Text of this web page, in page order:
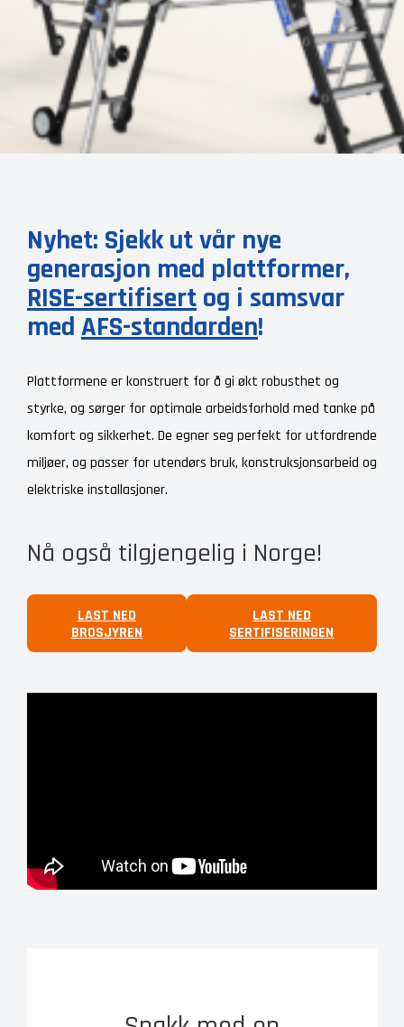
Nyhet: Sjekk ut vår nye
generasjon med plattformer,
RISE-sertifisert og i samsvar
med AFS-standarden!
Plattformene er konstruert for å gi økt robusthet og
styrke, og sørger for optimale arbeidsforhold med tanke på
komfort og sikkerhet. De egner seg perfekt for utfordrende
miljøer, og passer for utendørs bruk, konstruksjonsarbeid og
elektriske installasjoner.
Nå også tilgjengelig i Norge!
LAST NED
BROSJYREN
LAST NED
SERTIFISERINGEN